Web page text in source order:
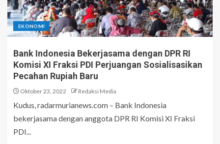
EKONOMI
Bank Indonesia Bekerjasama dengan DPR RI
Komisi XI Fraksi PDI Perjuangan Sosialisasikan
Pecahan Rupiah Baru
Oktober 23, 2022 Redaksi Media
Kudus, radarmurianews.com – Bank Indonesia
bekerjasama dengan anggota DPR RI Komisi XI Fraksi
PDI...